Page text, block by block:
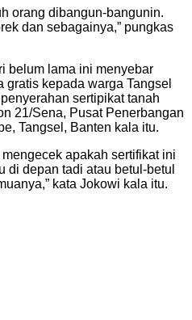
orang dibangun-bangunin.
dan sebagainya,” pungkas
belum lama ini menyebar
kepada warga Tangsel
sertipikat tanah
21/Sena, Pusat Penerbangan
Tangsel, Banten kala itu.
apakah sertifikat ini
di depan tadi atau betul-betul
kata Jokowi kala itu.